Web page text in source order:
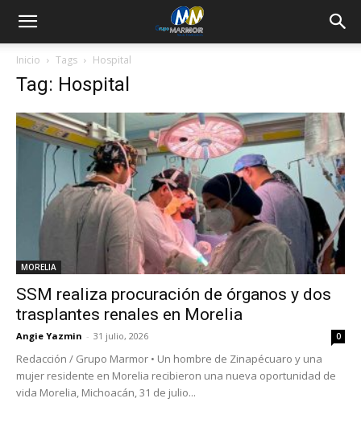
Inicio Tags Hospital
Tag: Hospital
MORELIA
SSM realiza procuración de órganos y dos
trasplantes renales en Morelia
Angie Yazmin - 31 julio, 2026 0
Redacción / Grupo Marmor • Un hombre de Zinapécuaro y una
mujer residente en Morelia recibieron una nueva oportunidad de
vida Morelia, Michoacán, 31 de julio...